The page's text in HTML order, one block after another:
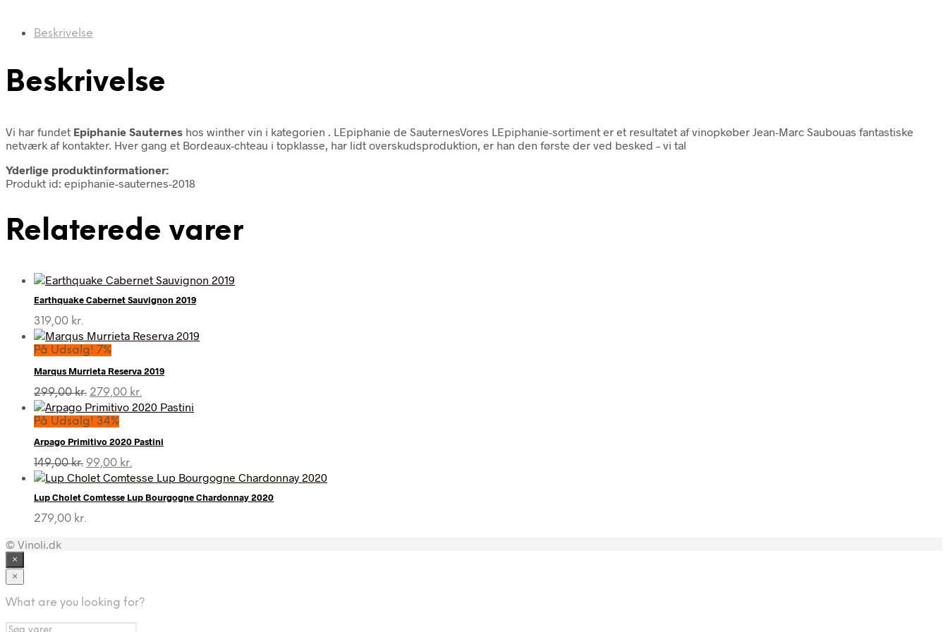
Beskrivelse
Beskrivelse
Vi har fundet Epiphanie Sauternes hos winther vin i kategorien
. LEpiphanie de SauternesVores LEpiphanie-sortiment er et resultatet af vinopkøber Jean-Marc Saubouas fantastiske
netværk af kontakter. Hver gang et Bordeaux-chteau i topklasse, har lidt overskudsproduktion, er han den første der ved besked – vi tal
Yderlige produktinformationer:
Produkt id: epiphanie-sauternes-2018
Relaterede varer
Earthquake Cabernet Sauvignon 2019
319,00 kr.
På Udsalg! 7%
Marqus Murrieta Reserva 2019
299,00kr. Den
oprindelige
pris
299,00 kr..
279,00 kr.
aktuelle
279,00 kr..
På Udsalg! 34%
Arpago Primitivo 2020 Pastini
149,00kr. Den
oprindelige
var:
99,00 kr.
aktuelle
er:
Lup Cholet Comtesse Lup Bourgogne Chardonnay 2020
279,00 kr.
© Vinoli.dk
×
×
What are you looking for?